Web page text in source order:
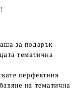
за подарък
тематична
перфектния
на тематична